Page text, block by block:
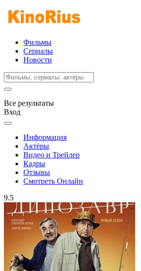
Фильмы
Сериалы
Новости
Все результаты
Вход
Информация
Актёры
Видео и Трейлер
Кадры
Отзывы
Смотреть Онлайн
9.5